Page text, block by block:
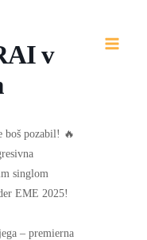
v
boš pozabil! 🔥
singlom
EME 2025!
– premierna